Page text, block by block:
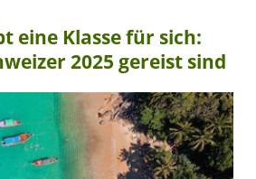
eine Klasse für sich:
2025 gereist sind